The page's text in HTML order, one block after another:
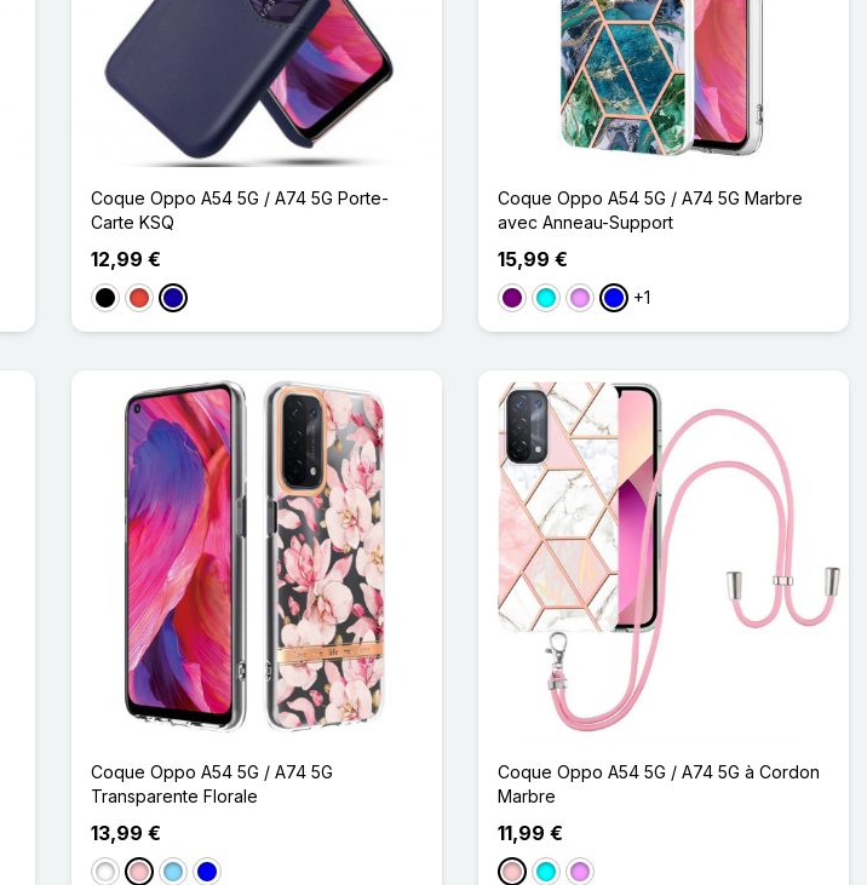
Coque Oppo A54 5G / A74 5G Porte-
Carte KSQ
12,99 €
NoirRougeBleu Foncé
Coque Oppo A54 5G / A74 5G Marbre
avec Anneau-Support
15,99 €
VioletCyanViolet Clair
Bleu+1
Coque Oppo A54 5G / A74 5G
Transparente Florale
13,99 €
BlancRoseBleu Clair
Bleu
Coque Oppo A54 5G / A74 5G à Cordon
Marbre
11,99 €
RoseCyanViolet Clair